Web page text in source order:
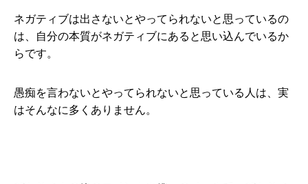
ネガティブは出さないとやってられないと思っているの
は、自分の本質がネガティブにあると思い込んでいるか
らです。
愚痴を言わないとやってられないと思っている人は、実
はそんなに多くありません。